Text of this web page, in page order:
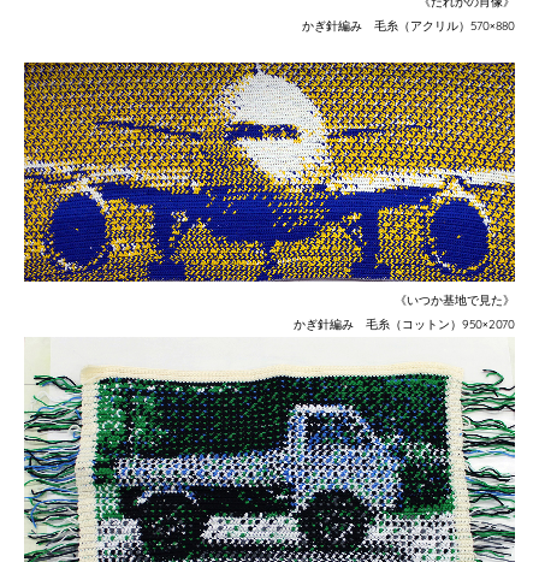
かぎ針編み 毛糸（アクリル） 570×880
《いつか基地で見た》
かぎ針編み 毛糸（コットン） 950×2070